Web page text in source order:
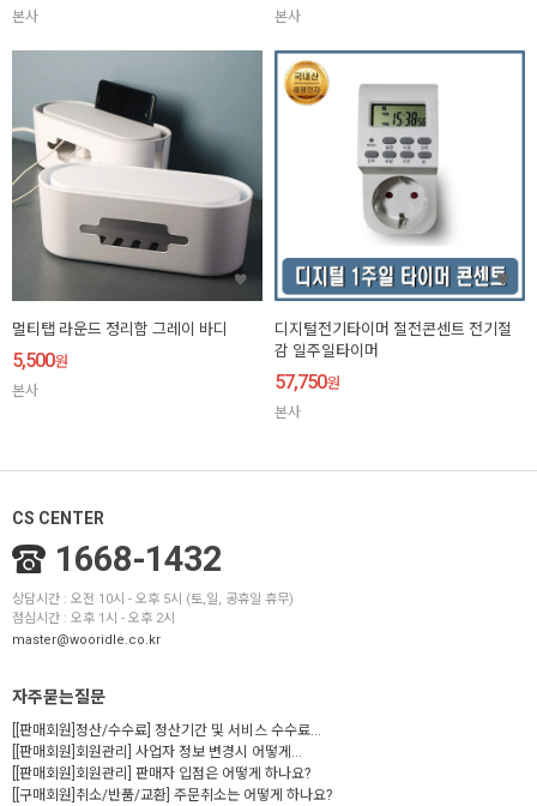
본사 본사
멀티탭 라운드 정리함 그레이 바디
5,500원
본사
디지털전기타이머 절전콘센트 전기절
감 일주일타이머
57,750원
본사
CS CENTER
1668-1432
상담시간 : 오전 10시 - 오후 5시 (토,일, 공휴일 휴무)
점심시간 : 오후 1시 - 오후 2시
master@wooridle.co.kr
자주묻는질문
[[판매회원]정산/수수료] 정산기간 및 서비스 수수료...
[[판매회원]회원관리] 사업자 정보 변경시 어떻게...
[[판매회원]회원관리] 판매자 입점은 어떻게 하나요?
[[구매회원]취소/반품/교환] 주문취소는 어떻게 하나요?